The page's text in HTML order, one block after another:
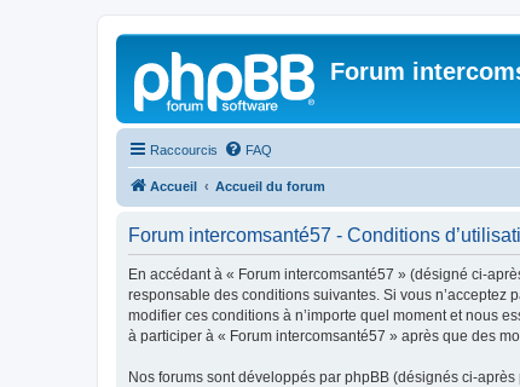
Forum
Raccourcis FAQ
Accueil Accueil du forum
Forum intercomsanté57 - Conditions
En accédant à « Forum intercomsanté57 » (désigné ci-
responsable des conditions suivantes. Si vous n’acceptez
modifier ces conditions à n’importe quel moment et nous
à participer à « Forum intercomsanté57 » après que des
Nos forums sont développés par phpBB (désignés ci-